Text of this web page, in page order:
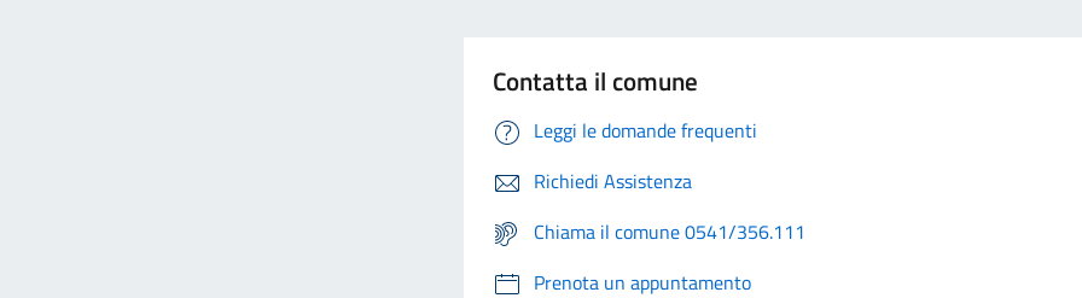
Contatta il comune
Leggi le domande frequenti
Richiedi Assistenza
Chiama il comune 0541/356.111
Prenota un appuntamento